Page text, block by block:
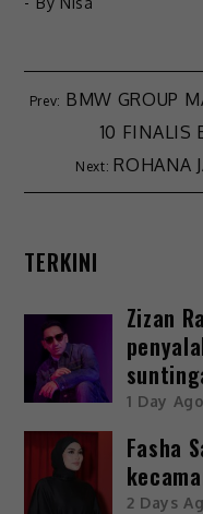
BMW GROUP
10 FINALIS
ROHANA
TERKINI
Zizan
1 Day Ago
Fasha
2 Days